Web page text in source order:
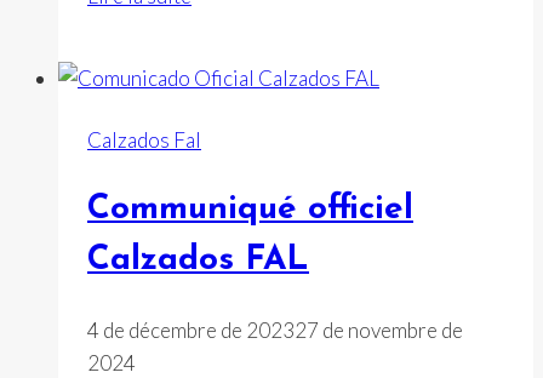
engagement
matière
développement
durable
Calzados Fal
Communiqué officiel
Calzados FAL
4 de décembre de 202327 de novembre de
2024